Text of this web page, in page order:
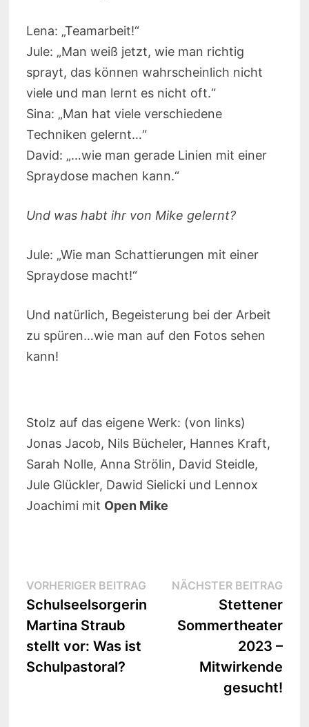
Lena: „Teamarbeit!“
Jule: „Man weiß jetzt, wie man richtig
sprayt, das können wahrscheinlich nicht
viele und man lernt es nicht oft.“
Sina: „Man hat viele verschiedene
Techniken gelernt…“
David: „…wie man gerade Linien mit einer
Spraydose machen kann.“
Und was habt ihr von Mike gelernt?
Jule: „Wie man Schattierungen mit einer
Spraydose macht!“
Und natürlich, Begeisterung bei der Arbeit
zu spüren…wie man auf den Fotos sehen
kann!
Stolz auf das eigene Werk: (von links)
Jonas Jacob, Nils Bücheler, Hannes Kraft,
Sarah Nolle, Anna Strölin, David Steidle,
Jule Glückler, Dawid Sielicki und Lennox
Joachimi mit Open Mike
Beitrags-
Navigation
VORHERIGER BEITRAGVorheriger
Beitrag:
Schulseelsorgerin
Martina Straub
stellt vor: Was ist
Schulpastoral?
NÄCHSTER BEITRAG
Stettener
Sommertheater
2023 –
Mitwirkende
gesucht!